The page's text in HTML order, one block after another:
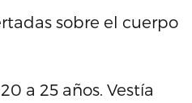
sobre el cuerpo
a 25 años. Vestía